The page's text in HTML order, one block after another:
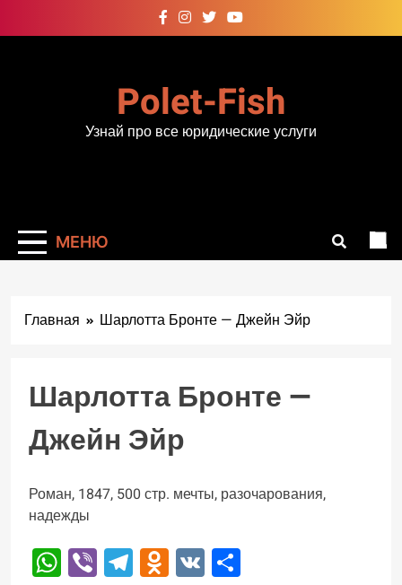
к
Polet-Fish
Узнай про все юридические услуги
МЕНЮ
Главная Шарлотта Бронте — Джейн Эйр
Шарлотта Бронте —
Джейн Эйр
Роман, 1847, 500 стр. мечты, разочарования,
надежды
WhatsApp
ViberTelegram
Odnoklassniki
VK